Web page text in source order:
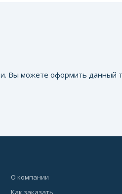
Вы можете оформить данный
О компании
Как заказать